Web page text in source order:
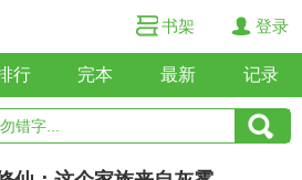
书架 登录
行 完本 最新 记录